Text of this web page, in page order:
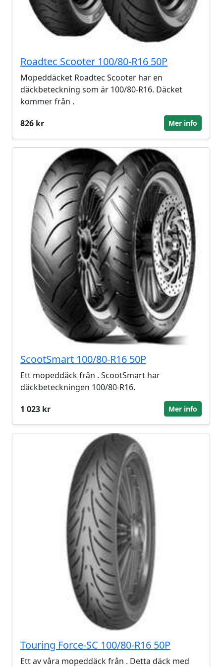
Roadtec Scooter 100/80-R16 50P
Mopeddäcket Roadtec Scooter har en
däckbeteckning som är 100/80-R16. Däcket
kommer från .
826 kr
Mer info
ScootSmart 100/80-R16 50P
Ett mopeddäck från . ScootSmart har
däckbeteckningen 100/80-R16.
1 023 kr
Mer info
Touring Force-SC 100/80-R16 50P
Ett av våra mopeddäck från . Detta däck med